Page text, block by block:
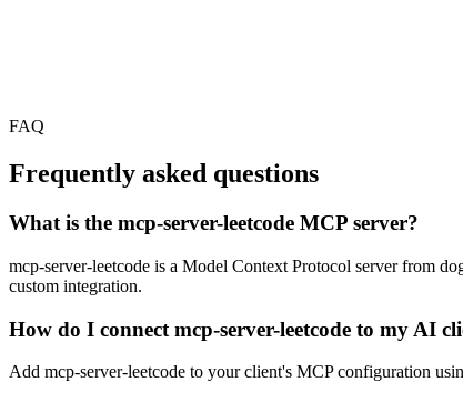
FAQ
Frequently asked questions
What is the mcp-server-leetcode MCP server?
mcp-server-leetcode is a Model Context Protocol server from
custom integration.
How do I connect mcp-server-leetcode to my AI
Add mcp-server-leetcode to your client's MCP configuration